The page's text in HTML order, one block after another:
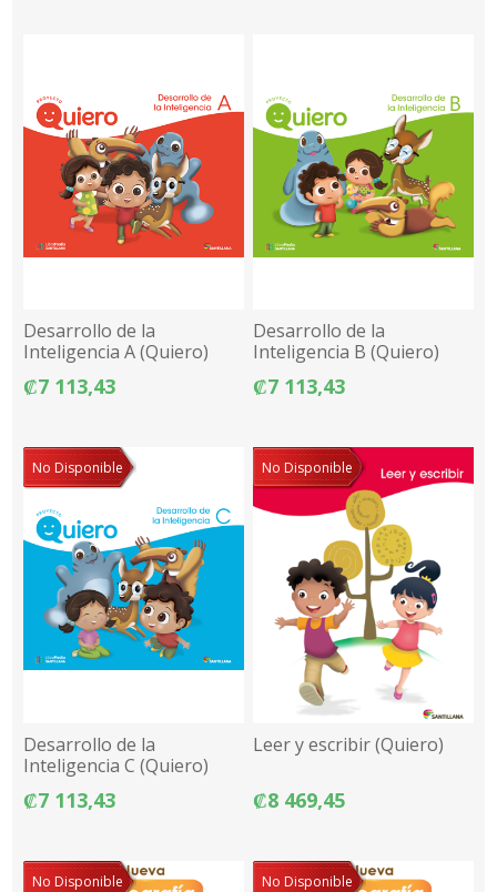
Desarrollo de la
Inteligencia A (Quiero)
₡7 113,43
Desarrollo de la
Inteligencia B (Quiero)
₡7 113,43
No Disponible
Desarrollo de la
Inteligencia C (Quiero)
₡7 113,43
No Disponible
Leer y escribir (Quiero)
₡8 469,45
No Disponible No Disponible